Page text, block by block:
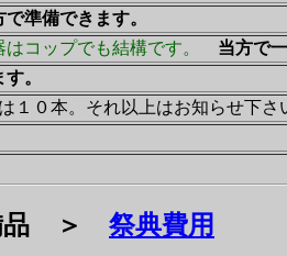
で準備できます。
コップでも結構です。
当方で
。
１０本。それ以上はお知らせ下さ
品 ＞ 祭典費用